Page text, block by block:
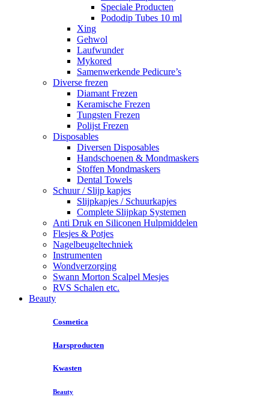
Speciale Producten
Pododip Tubes 10 ml
Xing
Gehwol
Laufwunder
Mykored
Samenwerkende Pedicure’s
Diverse frezen
Diamant Frezen
Keramische Frezen
Tungsten Frezen
Polijst Frezen
Disposables
Diversen Disposables
Handschoenen & Mondmaskers
Stoffen Mondmaskers
Dental Towels
Schuur / Slijp kapjes
Slijpkapjes / Schuurkapjes
Complete Slijpkap Systemen
Anti Druk en Siliconen Hulpmiddelen
Flesjes & Potjes
Nagelbeugeltechniek
Instrumenten
Wondverzorging
Swann Morton Scalpel Mesjes
RVS Schalen etc.
Beauty
Cosmetica
Harsproducten
Kwasten
Beauty